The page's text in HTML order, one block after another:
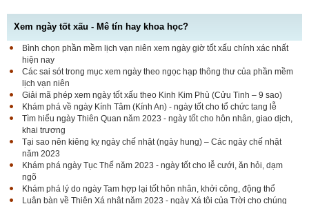
Xem ngày tốt xấu - Mê tín hay khoa học?
Bình chọn phần mềm lịch vạn niên xem ngày giờ tốt xấu chính xác nhất
hiện nay
Các sai sót trong mục xem ngày theo ngọc hạp thông thư của phần mềm
lịch vạn niên
Giải mã phép xem ngày tốt xấu theo Kinh Kim Phù (Cửu Tinh – 9 sao)
Khám phá về ngày Kính Tâm (Kính An) - ngày tốt cho tổ chức tang lễ
Tìm hiểu ngày Thiên Quan năm 2023 - ngày tốt cho hôn nhân, giao dịch,
khai trương
Tại sao nên kiêng kỵ ngày chế nhật (ngày hung) – Các ngày chế nhật
năm 2023
Khám phá ngày Tục Thế năm 2023 - ngày tốt cho lễ cưới, ăn hỏi, dạm
ngõ
Khám phá lý do ngày Tam hợp lại tốt hôn nhân, khởi công, động thổ
Luận bàn về Thiên Xá nhật năm 2023 - ngày Xá tội của Trời cho chúng